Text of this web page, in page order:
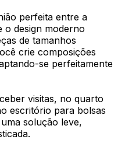
perfeita entre a
o design moderno
de tamanhos
crie composições
se perfeitamente
visitas, no quarto
escritório para bolsas
solução leve,